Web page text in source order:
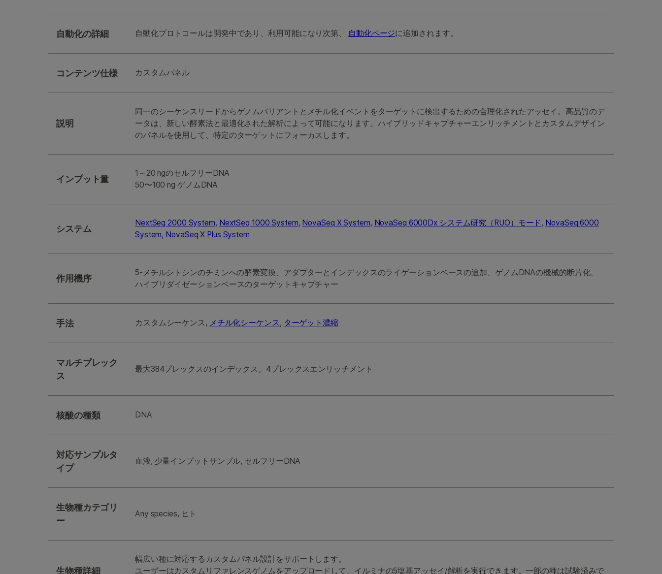
自動化の詳細 自動化プロトコールは開発中であり、利用可能になり次第、 自動化ページに追加されます。
コンテンツ仕様 カスタムパネル
説明
同一のシーケンスリードからゲノムバリアントとメチル化イベントをターゲットに検出するための合理化されたアッセイ。高品質のデ
ータは、新しい酵素法と最適化された解析によって可能になります。ハイブリッドキャプチャーエンリッチメントとカスタムデザイン
のパネルを使用して、特定のターゲットにフォーカスします。
インプット量
1～20 ngのセルフリーDNA
50〜100 ng ゲノムDNA
システム
NextSeq 2000 System, NextSeq 1000 System, NovaSeq X System, NovaSeq 6000Dx システム研究（RUO）モード, NovaSeq 6000
System, NovaSeq X Plus System
作用機序
5-メチルシトシンのチミンへの酵素変換、アダプターとインデックスのライゲーションベースの追加、ゲノムDNAの機械的断片化、
ハイブリダイゼーションベースのターゲットキャプチャー
手法 カスタムシーケンス, メチル化シーケンス, ターゲット濃縮
マルチプレック
ス
最大384プレックスのインデックス。4プレックスエンリッチメント
核酸の種類 DNA
対応サンプルタ
イプ
血液, 少量インプットサンプル, セルフリーDNA
生物種カテゴリ
ー
Any species, ヒト
生物種詳細
幅広い種に対応するカスタムパネル設計をサポートします。
ユーザーはカスタムリファレンスゲノムをアップロードして、イルミナの5塩基アッセイ/解析を実行できます。一部の種は試験済みで